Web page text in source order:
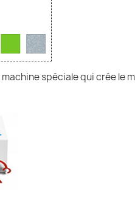
spéciale qui crée le